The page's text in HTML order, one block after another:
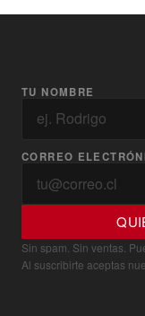
TU NOMBRE
CORREO
Sin spam. Sin ventas.
Al suscribirte aceptas